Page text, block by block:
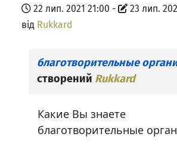
22 лип. 2021 21:00 - 23 лип.
від Rukkard
благотворительные
створений Rukkard
Какие Вы знаете
благотворительные